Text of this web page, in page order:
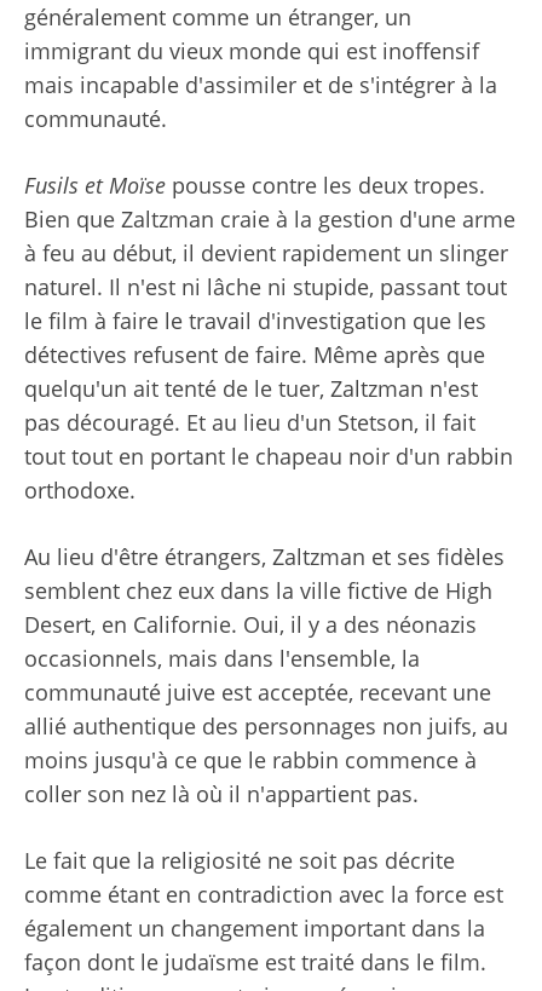
généralement comme un étranger, un
immigrant du vieux monde qui est inoffensif
mais incapable d'assimiler et de s'intégrer à la
communauté.
Fusils et Moïse pousse contre les deux tropes.
Bien que Zaltzman craie à la gestion d'une arme
à feu au début, il devient rapidement un slinger
naturel. Il n'est ni lâche ni stupide, passant tout
le film à faire le travail d'investigation que les
détectives refusent de faire. Même après que
quelqu'un ait tenté de le tuer, Zaltzman n'est
pas découragé. Et au lieu d'un Stetson, il fait
tout tout en portant le chapeau noir d'un rabbin
orthodoxe.
Au lieu d'être étrangers, Zaltzman et ses fidèles
semblent chez eux dans la ville fictive de High
Desert, en Californie. Oui, il y a des néonazis
occasionnels, mais dans l'ensemble, la
communauté juive est acceptée, recevant une
allié authentique des personnages non juifs, au
moins jusqu'à ce que le rabbin commence à
coller son nez là où il n'appartient pas.
Le fait que la religiosité ne soit pas décrite
comme étant en contradiction avec la force est
également un changement important dans la
façon dont le judaïsme est traité dans le film.